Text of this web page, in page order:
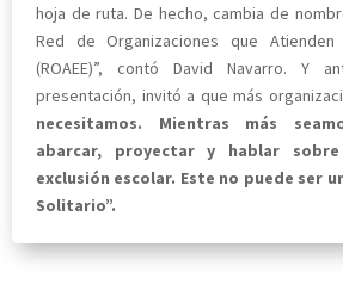
hoja de ruta. De hecho, cambia de
Red de Organizaciones que Atienden
(ROAEE)”, contó David Navarro. Y
presentación, invitó a que más
necesitamos. Mientras más
abarcar, proyectar y hablar
exclusión escolar. Este no puede ser
Solitario”.